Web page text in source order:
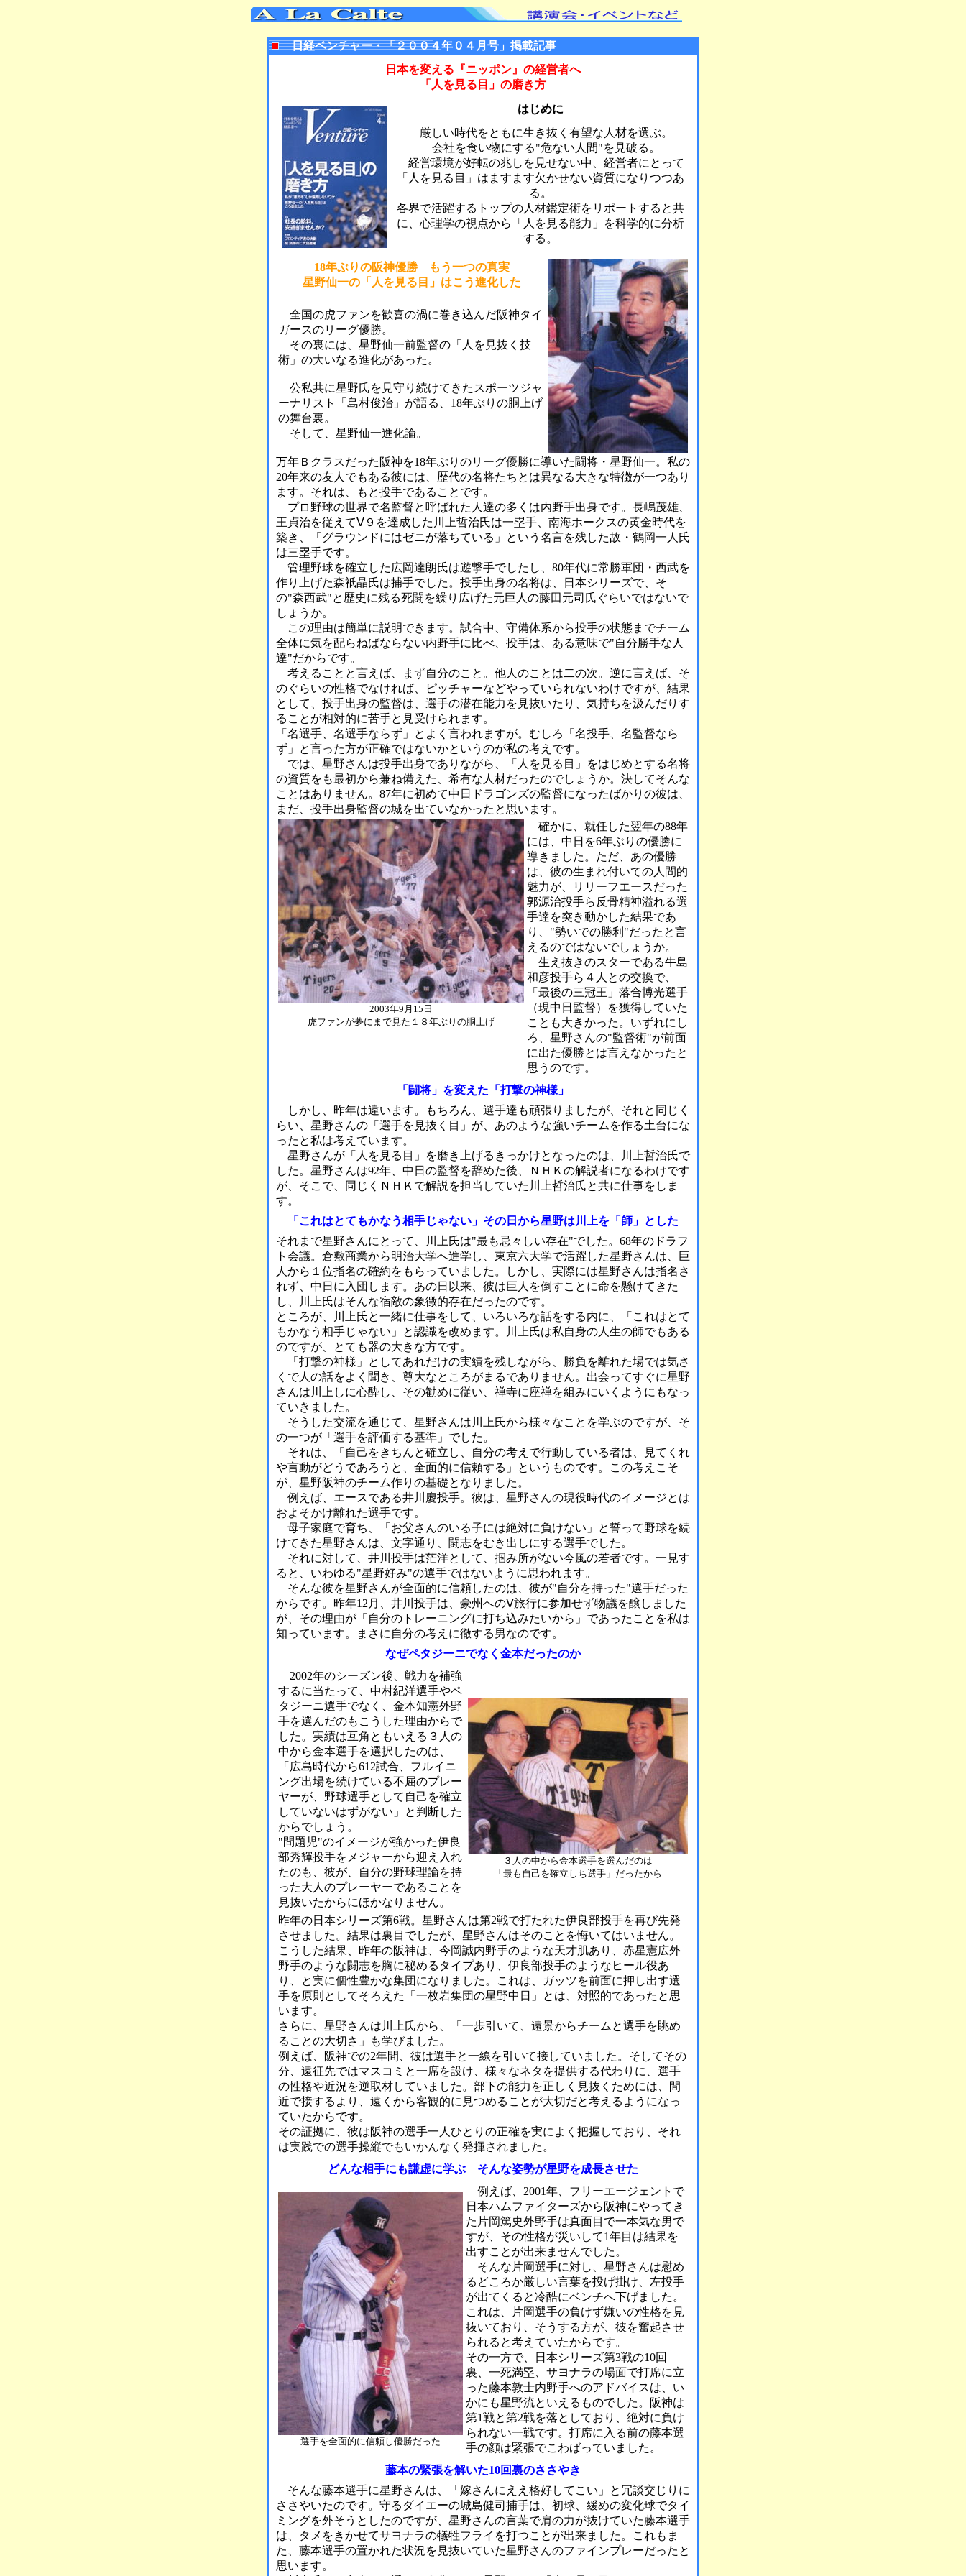
日経ベンチャー・「２００４年０４月号」掲載記事
日本を変える『ニッポン』の経営者へ
「人を見る目」の磨き方
はじめに
厳しい時代をともに生き抜く有望な人材を選ぶ。
会社を食い物にする"危ない人間"を見破る。
経営環境が好転の兆しを見せない中、経営者にとって
「人を見る目」はますます欠かせない資質になりつつあ
る。
各界で活躍するトップの人材鑑定術をリポートすると共
に、心理学の視点から「人を見る能力」を科学的に分析
する。
18年ぶりの阪神優勝 もう一つの真実
星野仙一の「人を見る目」はこう進化した
全国の虎ファンを歓喜の渦に巻き込んだ阪神タイ
ガースのリーグ優勝。
その裏には、星野仙一前監督の「人を見抜く技
術」の大いなる進化があった。
公私共に星野氏を見守り続けてきたスポーツジャ
ーナリスト「島村俊治」が語る、18年ぶりの胴上げ
の舞台裏。
そして、星野仙一進化論。
万年Ｂクラスだった阪神を18年ぶりのリーグ優勝に導いた闘将・星野仙一。私の
20年来の友人でもある彼には、歴代の名将たちとは異なる大きな特徴が一つあり
ます。それは、もと投手であることです。
プロ野球の世界で名監督と呼ばれた人達の多くは内野手出身です。長嶋茂雄、
王貞治を従えてⅤ９を達成した川上哲治氏は一塁手、南海ホークスの黄金時代を
築き、「グラウンドにはゼニが落ちている」という名言を残した故・鶴岡一人氏
は三塁手です。
管理野球を確立した広岡達朗氏は遊撃手でしたし、80年代に常勝軍団・西武を
作り上げた森祇晶氏は捕手でした。投手出身の名将は、日本シリーズで、そ
の"森西武"と歴史に残る死闘を繰り広げた元巨人の藤田元司氏ぐらいではないで
しょうか。
この理由は簡単に説明できます。試合中、守備体系から投手の状態までチーム
全体に気を配らねばならない内野手に比べ、投手は、ある意味で"自分勝手な人
達"だからです。
考えることと言えば、まず自分のこと。他人のことは二の次。逆に言えば、そ
のぐらいの性格でなければ、ピッチャーなどやっていられないわけですが、結果
として、投手出身の監督は、選手の潜在能力を見抜いたり、気持ちを汲んだりす
ることが相対的に苦手と見受けられます。
「名選手、名選手ならず」とよく言われますが。むしろ「名投手、名監督なら
ず」と言った方が正確ではないかというのが私の考えです。
では、星野さんは投手出身でありながら、「人を見る目」をはじめとする名将
の資質をも最初から兼ね備えた、希有な人材だったのでしょうか。決してそんな
ことはありません。87年に初めて中日ドラゴンズの監督になったばかりの彼は、
まだ、投手出身監督の城を出ていなかったと思います。
2003年9月15日
虎ファンが夢にまで見た１８年ぶりの胴上げ
確かに、就任した翌年の88年
には、中日を6年ぶりの優勝に
導きました。ただ、あの優勝
は、彼の生まれ付いての人間的
魅力が、リリーフエースだった
郭源治投手ら反骨精神溢れる選
手達を突き動かした結果であ
り、"勢いでの勝利"だったと言
えるのではないでしょうか。
生え抜きのスターである牛島
和彦投手ら４人との交換で、
「最後の三冠王」落合博光選手
（現中日監督）を獲得していた
ことも大きかった。いずれにし
ろ、星野さんの"監督術"が前面
に出た優勝とは言えなかったと
思うのです。
「闘将」を変えた「打撃の神様」
しかし、昨年は違います。もちろん、選手達も頑張りましたが、それと同じく
らい、星野さんの「選手を見抜く目」が、あのような強いチームを作る土台にな
ったと私は考えています。
星野さんが「人を見る目」を磨き上げるきっかけとなったのは、川上哲治氏で
した。星野さんは92年、中日の監督を辞めた後、ＮＨＫの解説者になるわけです
が、そこで、同じくＮＨＫで解説を担当していた川上哲治氏と共に仕事をしま
す。
「これはとてもかなう相手じゃない」その日から星野は川上を「師」とした
それまで星野さんにとって、川上氏は"最も忌々しい存在"でした。68年のドラフ
ト会議。倉敷商業から明治大学へ進学し、東京六大学で活躍した星野さんは、巨
人から１位指名の確約をもらっていました。しかし、実際には星野さんは指名さ
れず、中日に入団します。あの日以来、彼は巨人を倒すことに命を懸けてきた
し、川上氏はそんな宿敵の象徴的存在だったのです。
ところが、川上氏と一緒に仕事をして、いろいろな話をする内に、「これはとて
もかなう相手じゃない」と認識を改めます。川上氏は私自身の人生の師でもある
のですが、とても器の大きな方です。
「打撃の神様」としてあれだけの実績を残しながら、勝負を離れた場では気さ
くで人の話をよく聞き、尊大なところがまるでありません。出会ってすぐに星野
さんは川上しに心酔し、その勧めに従い、禅寺に座禅を組みにいくようにもなっ
ていきました。
そうした交流を通じて、星野さんは川上氏から様々なことを学ぶのですが、そ
の一つが「選手を評価する基準」でした。
それは、「自己をきちんと確立し、自分の考えで行動している者は、見てくれ
や言動がどうであろうと、全面的に信頼する」というものです。この考えこそ
が、星野阪神のチーム作りの基礎となりました。
例えば、エースである井川慶投手。彼は、星野さんの現役時代のイメージとは
およそかけ離れた選手です。
母子家庭で育ち、「お父さんのいる子には絶対に負けない」と誓って野球を続
けてきた星野さんは、文字通り、闘志をむき出しにする選手でした。
それに対して、井川投手は茫洋として、掴み所がない今風の若者です。一見す
ると、いわゆる"星野好み"の選手ではないように思われます。
そんな彼を星野さんが全面的に信頼したのは、彼が"自分を持った"選手だった
からです。昨年12月、井川投手は、豪州へのⅤ旅行に参加せず物議を醸しました
が、その理由が「自分のトレーニングに打ち込みたいから」であったことを私は
知っています。まさに自分の考えに徹する男なのです。
なぜペタジーニでなく金本だったのか
2002年のシーズン後、戦力を補強
するに当たって、中村紀洋選手やペ
タジーニ選手でなく、金本知憲外野
手を選んだのもこうした理由からで
した。実績は互角ともいえる３人の
中から金本選手を選択したのは、
「広島時代から612試合、フルイニ
ング出場を続けている不屈のプレー
ヤーが、野球選手として自己を確立
していないはずがない」と判断した
からでしょう。
"問題児"のイメージが強かった伊良
部秀輝投手をメジャーから迎え入れ
たのも、彼が、自分の野球理論を持
った大人のプレーヤーであることを
見抜いたからにほかなりません。
３人の中から金本選手を選んだのは
「最も自己を確立しち選手」だったから
昨年の日本シリーズ第6戦。星野さんは第2戦で打たれた伊良部投手を再び先発
させました。結果は裏目でしたが、星野さんはそのことを悔いてはいません。
こうした結果、昨年の阪神は、今岡誠内野手のような天才肌あり、赤星憲広外
野手のような闘志を胸に秘めるタイプあり、伊良部投手のようなヒール役あ
り、と実に個性豊かな集団になりました。これは、ガッツを前面に押し出す選
手を原則としてそろえた「一枚岩集団の星野中日」とは、対照的であったと思
います。
さらに、星野さんは川上氏から、「一歩引いて、遠景からチームと選手を眺め
ることの大切さ」も学びました。
例えば、阪神での2年間、彼は選手と一線を引いて接していました。そしてその
分、遠征先ではマスコミと一席を設け、様々なネタを提供する代わりに、選手
の性格や近況を逆取材していました。部下の能力を正しく見抜くためには、間
近で接するより、遠くから客観的に見つめることが大切だと考えるようになっ
ていたからです。
その証拠に、彼は阪神の選手一人ひとりの正確を実によく把握しており、それ
は実践での選手操縦でもいかんなく発揮されました。
どんな相手にも謙虚に学ぶ そんな姿勢が星野を成長させた
選手を全面的に信頼し優勝だった
例えば、2001年、フリーエージェントで
日本ハムファイターズから阪神にやってき
た片岡篤史外野手は真面目で一本気な男で
すが、その性格が災いして1年目は結果を
出すことが出来ませんでした。
そんな片岡選手に対し、星野さんは慰め
るどころか厳しい言葉を投げ掛け、左投手
が出てくると冷酷にベンチへ下げました。
これは、片岡選手の負けず嫌いの性格を見
抜いており、そうする方が、彼を奮起させ
られると考えていたからです。
その一方で、日本シリーズ第3戦の10回
裏、一死満塁、サヨナラの場面で打席に立
った藤本敦士内野手へのアドバイスは、い
かにも星野流といえるものでした。阪神は
第1戦と第2戦を落としており、絶対に負け
られない一戦です。打席に入る前の藤本選
手の顔は緊張でこわばっていました。
藤本の緊張を解いた10回裏のささやき
そんな藤本選手に星野さんは、「嫁さんにええ格好してこい」と冗談交じりに
ささやいたのです。守るダイエーの城島健司捕手は、初球、緩めの変化球でタイ
ミングを外そうとしたのですが、星野さんの言葉で肩の力が抜けていた藤本選手
は、タメをきかせてサヨナラの犠牲フライを打つことが出来ました。これもま
た、藤本選手の置かれた状況を見抜いていた星野さんのファインプレーだったと
思います。